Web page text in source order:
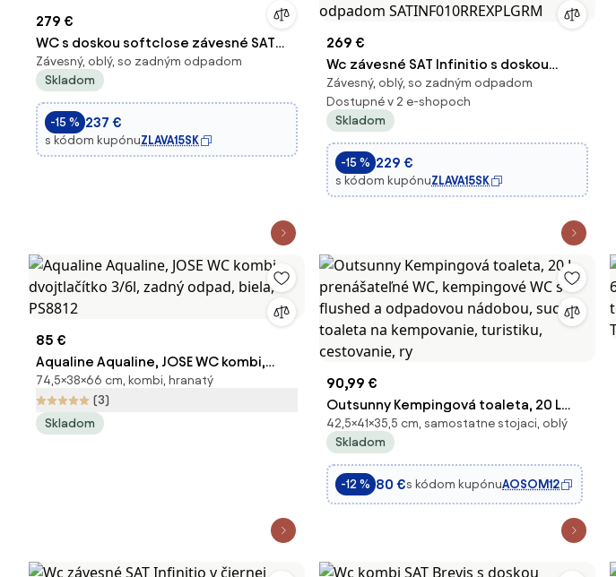
279 €
WC s doskou softclose závesné SAT
biele vírové SAT67010RTORP
Závesný, oblý, so zadným odpadom
Skladom
-15 % 237 €
s kódom kupónuZLAVA15SK
269 €
Wc závesné SAT Infinitio s doskou
softclose, šedá mat, so zadným
odpadom SATINF010RREXPLGRM
Závesný, oblý, so zadným odpadom
Dostupné v 2 e-shopoch
Skladom
-15 % 229 €
s kódom kupónuZLAVA15SK
85 €
Aqualine Aqualine, JOSE WC kombi,
dvojtlačítko 3/6l, zadný odpad, biela,
PS8812
74,5×38×66 cm, kombi, hranatý
(3)
Skladom
90,99 €
Outsunny Kempingová toaleta, 20 L
prenášateľné WC, kempingové WC s
flushed a odpadovou nádobou, suchá
toaleta na kempovanie, turistiku,
cestovanie, ry
42,5×41×35,5 cm, samostatne stojaci, oblý
Skladom
-12 % 80 €s kódom kupónuAOSOM12